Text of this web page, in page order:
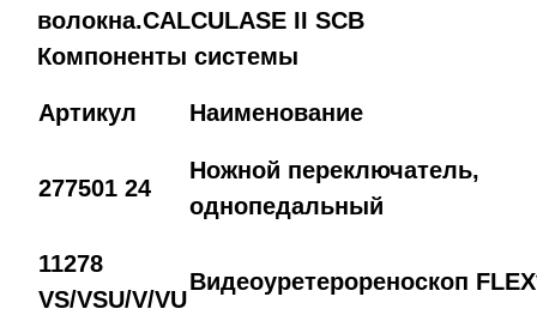
волокна.CALCULASE II SCB
Компоненты системы
Артикул Наименование
277501 24
Ножной переключатель,
однопедальный
11278
VS/VSU/V/VU
Видеоуретерореноскоп